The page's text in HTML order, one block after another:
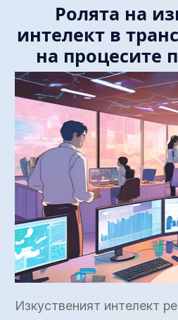
Ролята на
интелект в
на процесите
Изкуственият интелект